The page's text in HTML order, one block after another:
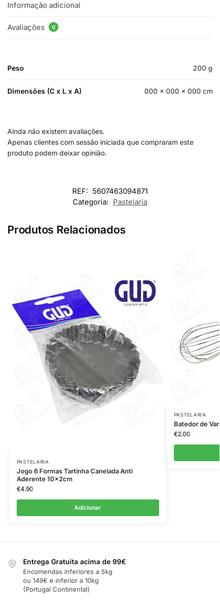
Informação adicional
Avaliações 0
Peso 200 g
Dimensões (C x L x A) 000 × 000 × 000 cm
Ainda não existem avaliações.
Apenas clientes com sessão iniciada que compraram este
produto podem deixar opinião.
REF: 5607463094871
Categoria: Pastelaria
Produtos Relacionados
PASTELARIA
Jogo 6 Formas Tartinha Canelada Anti
Aderente 10x2cm
€4.90
Adicionar
PASTELARIA
Batedor de
€2.00
Entrega Gratuita acima de 99€
Encomendas inferiores a 5kg
ou 149€ e inferior a 10kg
(Portugal Continental)